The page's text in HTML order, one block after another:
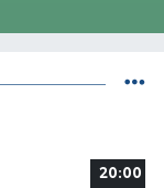
20:00